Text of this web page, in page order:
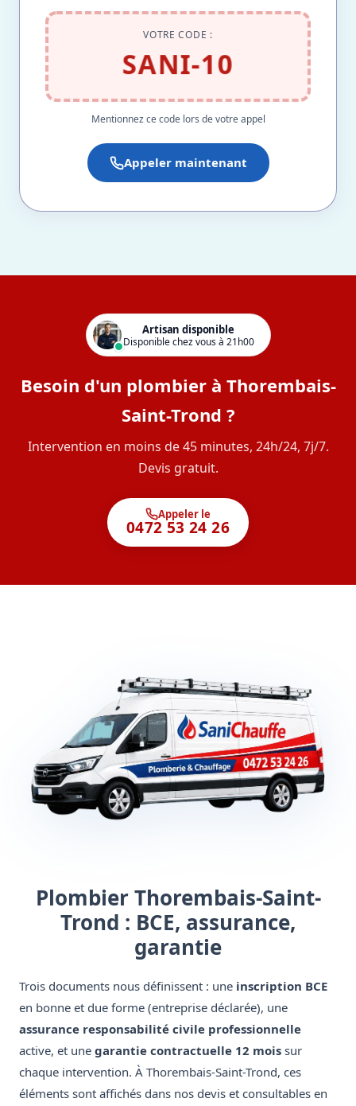
VOTRE CODE :
SANI-10
Mentionnez ce code lors de votre appel
Appeler maintenant
Artisan disponible
Disponible chez vous à 21h00
Besoin d'un plombier à Thorembais-
Saint-Trond ?
Intervention en moins de 45 minutes, 24h/24, 7j/7.
Devis gratuit.
Appeler le
0472 53 24 26
Plombier Thorembais-Saint-
Trond : BCE, assurance,
garantie
Trois documents nous définissent : une inscription BCE
en bonne et due forme (entreprise déclarée), une
assurance responsabilité civile professionnelle
active, et une garantie contractuelle 12 mois sur
chaque intervention. À Thorembais-Saint-Trond, ces
éléments sont affichés dans nos devis et consultables en